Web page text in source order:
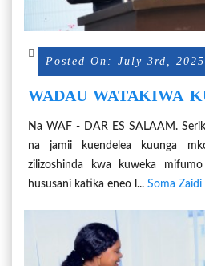
Posted On: July 3rd, 2025
WADAU WATAKIWA
Na WAF - DAR ES SALAAM.
na jamii kuendelea kuunga
zilizoshinda kwa kuweka
hususani katika eneo l... Soma Zaidi